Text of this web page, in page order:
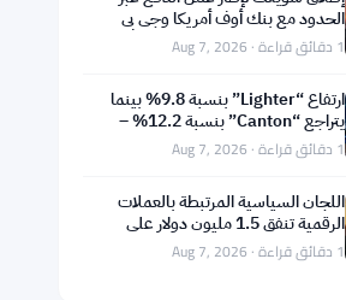
وزارة الخزانة الأمريكية تبيع اليورو لدعم
1 دقائق قراءة · Aug 7, 2026
حاملو XRP يستفيدون من خزينة مورفو
لاقتراض RLUSD
1 دقائق قراءة · Aug 7, 2026
إطلاق سويفت لإطار عمل الدفع عبر